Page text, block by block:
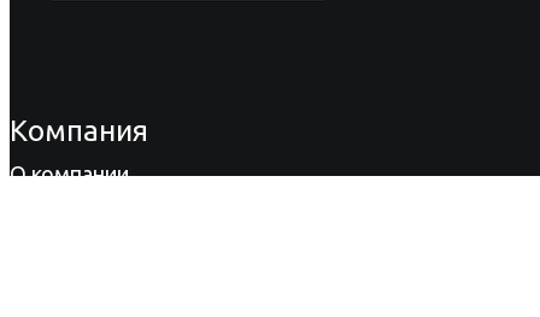
Компания
О компании